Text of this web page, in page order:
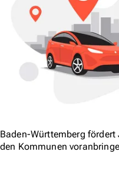
Baden-Württemberg
den Kommunen